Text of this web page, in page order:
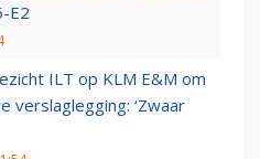
E2
ILT op KLM E&M om
verslaglegging: ‘Zwaar